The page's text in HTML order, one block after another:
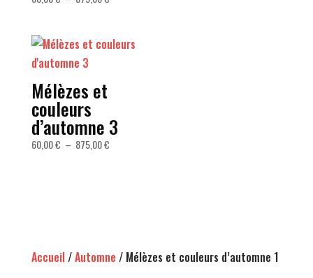
60,00 €
Mélèzes et
couleurs
d’automne 3
60,00€ – 875,00€Plage
Accueil/Automne / Mélèzes et couleurs d’automne 1